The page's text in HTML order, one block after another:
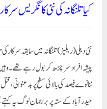
کیا تلنگانہ کی نئی کانگریس
نئی دہلی (ریلیز) تلنگانہ میں سابقہ
پیشہ افراد سر چڑھ کر بول رہے تھے۔ وہیں
ننانوے فیصد کی بالائی سطح پر
حیدر آباد کے ستہ پر براجمان لوگ یہ